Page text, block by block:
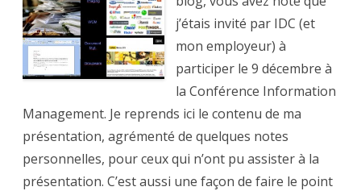
l’essor
du
numérique
–
1
j’étais invité par IDC (et
mon employeur) à
participer le 9 décembre à
la Conférence Information
Management. Je reprends ici le contenu de ma
présentation, agrémenté de quelques notes
personnelles, pour ceux qui n’ont pu assister à la
présentation. C’est aussi une façon de faire le point